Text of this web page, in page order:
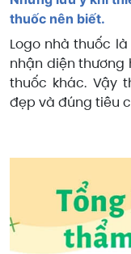
thuốc nên biết.
Logo nhà thuốc
nhận diện thương
thuốc khác. Vậy
đẹp và đúng tiêu